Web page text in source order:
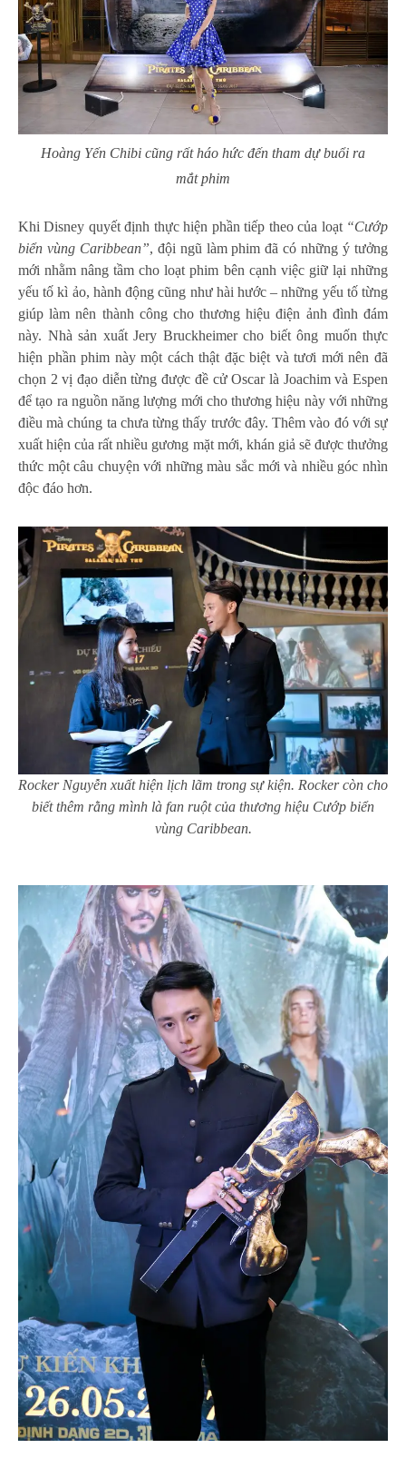
Hoàng Yến Chibi cũng rất háo hức đến tham dự buổi ra
mắt phim
Khi Disney quyết định thực hiện phần tiếp theo của loạt “Cướp
biển vùng Caribbean”, đội ngũ làm phim đã có những ý tưởng
mới nhằm nâng tầm cho loạt phim bên cạnh việc giữ lại những
yếu tố kì ảo, hành động cũng như hài hước – những yếu tố từng
giúp làm nên thành công cho thương hiệu điện ảnh đình đám
này. Nhà sản xuất Jery Bruckheimer cho biết ông muốn thực
hiện phần phim này một cách thật đặc biệt và tươi mới nên đã
chọn 2 vị đạo diễn từng được đề cử Oscar là Joachim và Espen
để tạo ra nguồn năng lượng mới cho thương hiệu này với những
điều mà chúng ta chưa từng thấy trước đây. Thêm vào đó với sự
xuất hiện của rất nhiều gương mặt mới, khán giả sẽ được thưởng
thức một câu chuyện với những màu sắc mới và nhiều góc nhìn
độc đáo hơn.
Rocker Nguyễn xuất hiện lịch lãm trong sự kiện. Rocker còn cho
biết thêm rằng mình là fan ruột của thương hiệu Cướp biển
vùng Caribbean.